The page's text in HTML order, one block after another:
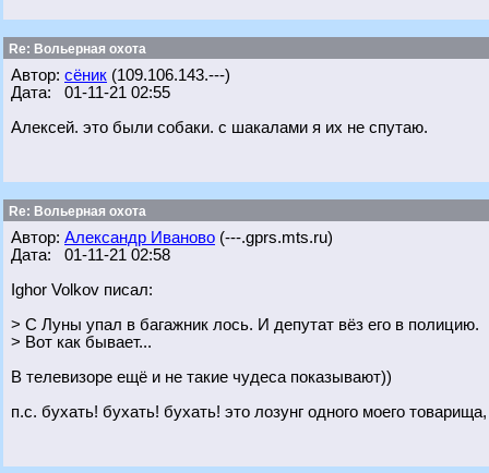
Re: Вольерная охота
Автор: сёник (109.106.143.---)
Дата: 01-11-21 02:55
Алексей. это были собаки. с шакалами я их не спутаю.
Re: Вольерная охота
Автор: Александр Иваново (---.gprs.mts.ru)
Дата: 01-11-21 02:58
Ighor Volkov писал:
> С Луны упал в багажник лось. И депутат вёз его в полицию.
> Вот как бывает...
В телевизоре ещё и не такие чудеса показывают))
п.с. бухать! бухать! бухать! это лозунг одного моего